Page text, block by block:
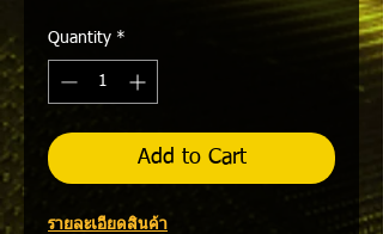
Price
Quantity *
Add to Cart
รายละเอียดสินค้า